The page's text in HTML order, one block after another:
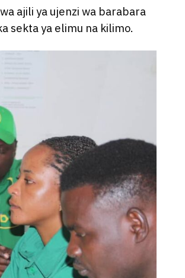
ajili ya ujenzi wa barabara
sekta ya elimu na kilimo.